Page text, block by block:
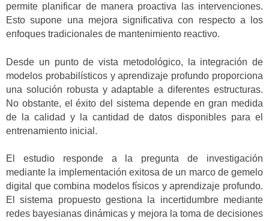
permite planificar de manera proactiva las intervenciones.
Esto supone una mejora significativa con respecto a los
enfoques tradicionales de mantenimiento reactivo.
Desde un punto de vista metodológico, la integración de
modelos probabilísticos y aprendizaje profundo proporciona
una solución robusta y adaptable a diferentes estructuras.
No obstante, el éxito del sistema depende en gran medida
de la calidad y la cantidad de datos disponibles para el
entrenamiento inicial.
El estudio responde a la pregunta de investigación
mediante la implementación exitosa de un marco de gemelo
digital que combina modelos físicos y aprendizaje profundo.
El sistema propuesto gestiona la incertidumbre mediante
redes bayesianas dinámicas y mejora la toma de decisiones